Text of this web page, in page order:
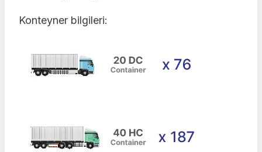
Konteyner bilgileri: